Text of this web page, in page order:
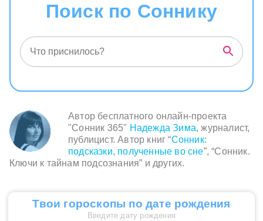
Поиск по Соннику
Автор бесплатного онлайн-проекта
"Сонник 365" Надежда Зима, журналист,
публицист. Автор книг “Сонник:
подсказки, полученные во сне”, “Сонник.
Ключи к тайнам подсознания” и других.
Твои гороскопы по дате рождения
Введите дату рождения